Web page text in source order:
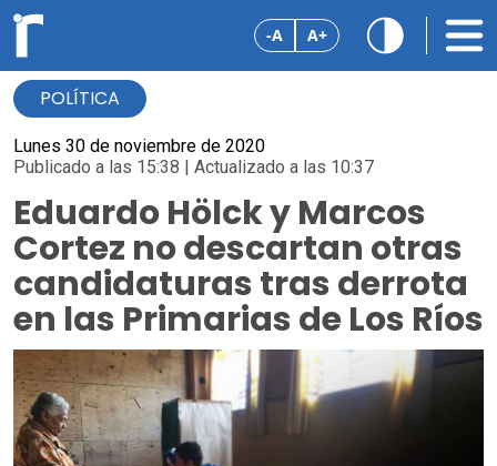
-A A+
POLÍTICA
Lunes 30 de noviembre de 2020
Publicado a las 15:38 | Actualizado a las 10:37
Eduardo Hölck y Marcos
Cortez no descartan otras
candidaturas tras derrota
en las Primarias de Los Ríos